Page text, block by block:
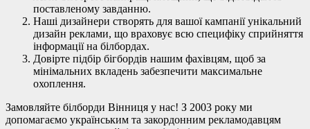
поставленому завданню.
Наші дизайнери створять для вашої кампанії унікальний
дизайн реклами, що враховує всю специфіку сприйняття
інформації на білбордах.
Довірте підбір бігбордів нашим фахівцям, щоб за
мінімальних вкладень забезпечити максимальне
охоплення.
Замовляйте білборди Вінниця у нас! З 2003 року ми
допомагаємо українським та закордонним рекламодавцям